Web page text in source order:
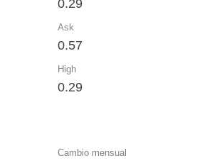
0.29
Ask
0.57
High
0.29
Cambio mensual